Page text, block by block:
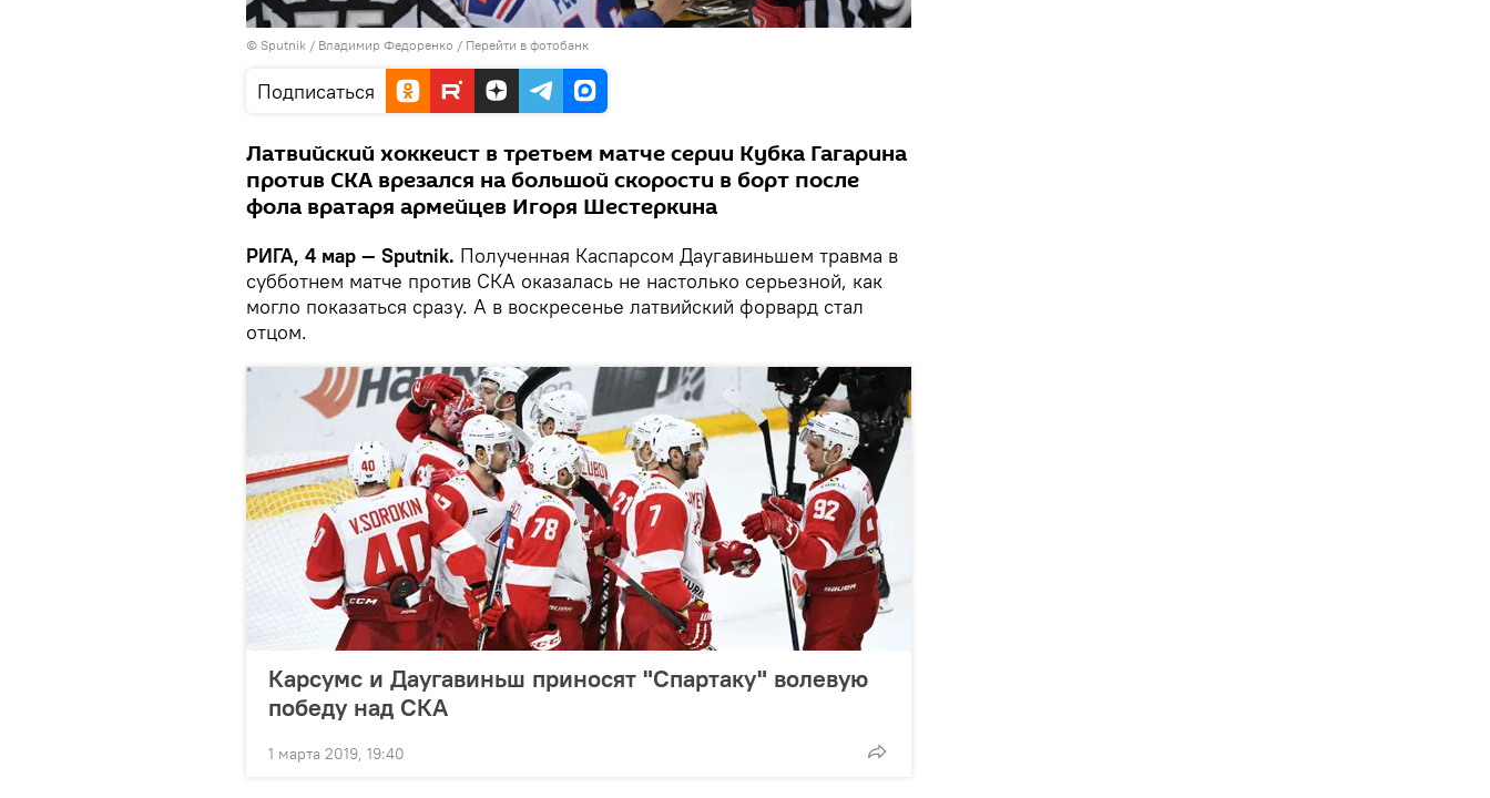
© Sputnik / Владимир Федоренко / Перейти в фотобанк
Подписаться
Латвийский хоккеист в третьем матче серии Кубка Гагарина
против СКА врезался на большой скорости в борт после
фола вратаря армейцев Игоря Шестеркина
РИГА, 4 мар — Sputnik. Полученная Каспарсом Даугавиньшем травма в
субботнем матче против СКА оказалась не настолько серьезной, как
могло показаться сразу. А в воскресенье латвийский форвард стал
отцом.
Карсумс и Даугавиньш приносят "Спартаку" волевую
победу над СКА
1 марта 2019, 19:40